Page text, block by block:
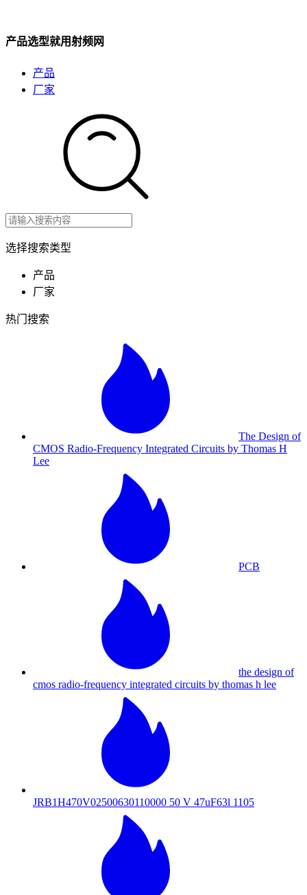
产品选型就用射频网
产品
厂家
选择搜索类型
产品
厂家
热门搜索
The Design of
CMOS Radio-Frequency Integrated Circuits by Thomas H
Lee
PCB
the design of
cmos radio-frequency integrated circuits by thomas h lee
JRB1H470V02500630110000 50 V 47uF63l 1105